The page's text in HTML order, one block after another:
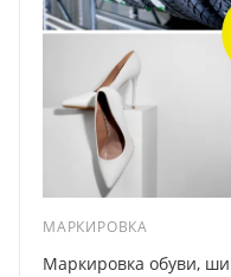
МАРКИРОВКА
Маркировка обуви,